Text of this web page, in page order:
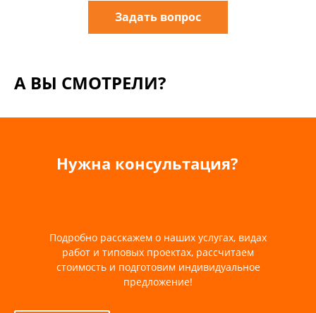
Задать вопрос
А ВЫ СМОТРЕЛИ?
Нужна консультация?
Подробно расскажем о наших услугах, видах
работ и типовых проектах, рассчитаем
стоимость и подготовим индивидуальное
предложение!